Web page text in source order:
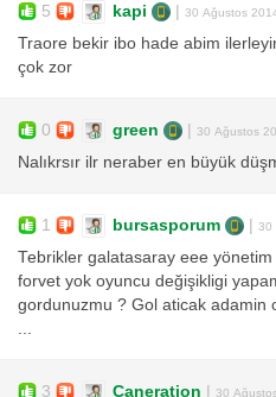
5 kapi | 30 Ağustos
Traore bekir ibo hade abim
çok zor
0 green | 30 Ağustos
Nalıkrsır ilr neraber en büyük
1 bursasporum | 30
Tebrikler galatasaray eee
forvet yok oyuncu değişikligi
gordunuzmu ? Gol aticak adamin
3 Caneration | 30